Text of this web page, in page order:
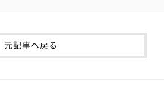
元記事へ戻る